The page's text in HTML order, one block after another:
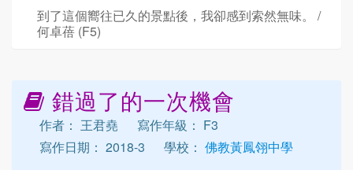
到了這個嚮往已久的景點後，我卻感到索然無味。 /
何卓蓓 (F5)
錯過了的一次機會
作者： 王君堯
寫作年級： F3
寫作日期： 2018-3
學校： 佛教黃鳳翎中學